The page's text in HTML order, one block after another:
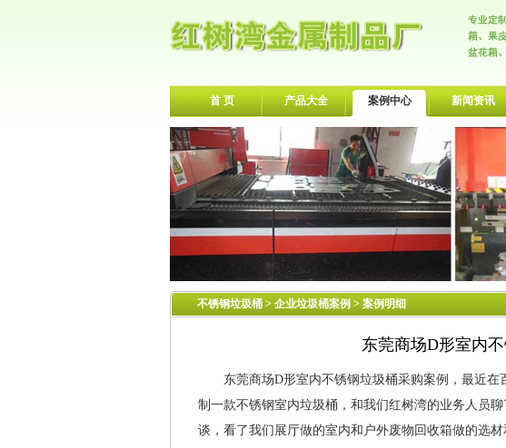
首 页 产品大全 案例中心 新闻资讯
不锈钢垃圾桶 > 企业垃圾桶案例 > 案例明细
东莞商场D形室内
东莞商场D形室内不锈钢垃圾桶采购案例，最近在
制一款不锈钢室内垃圾桶，和我们红树湾的业务人员
谈，看了我们展厅做的室内和户外废物回收箱做的选